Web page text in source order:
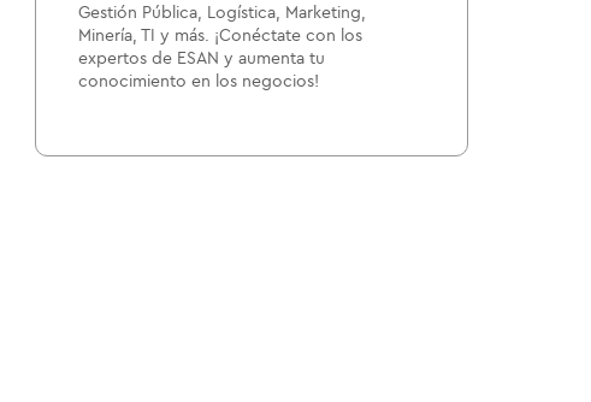
Gestión Pública, Logística, Marketing,
Minería, TI y más. ¡Conéctate con los
expertos de ESAN y aumenta tu
conocimiento en los negocios!